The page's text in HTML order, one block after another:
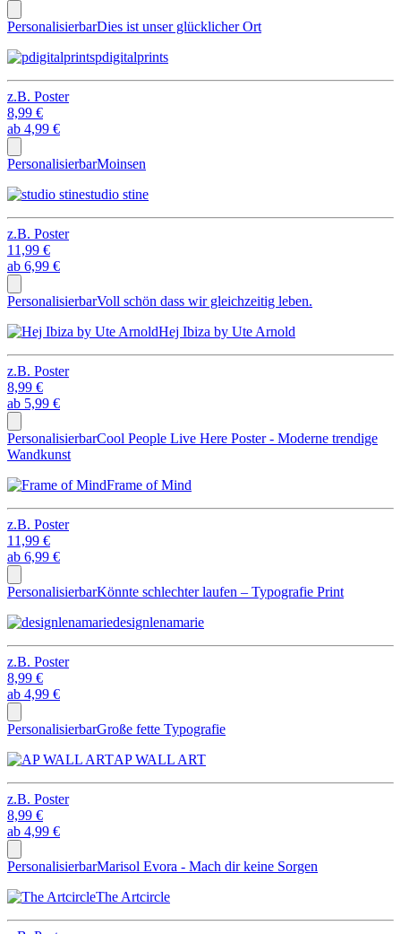
PersonalisierbarDies ist unser glücklicher Ort
pdigitalprints
z.B. Poster
8,99 €
ab 4,99 €
PersonalisierbarMoinsen
studio stine
z.B. Poster
11,99 €
ab 6,99 €
PersonalisierbarVoll schön dass wir gleichzeitig leben.
Hej Ibiza by Ute Arnold
z.B. Poster
8,99 €
ab 5,99 €
PersonalisierbarCool People Live Here Poster - Moderne trendige
Wandkunst
Frame of Mind
z.B. Poster
11,99 €
ab 6,99 €
PersonalisierbarKönnte schlechter laufen – Typografie Print
designlenamarie
z.B. Poster
8,99 €
ab 4,99 €
PersonalisierbarGroße fette Typografie
AP WALL ART
z.B. Poster
8,99 €
ab 4,99 €
PersonalisierbarMarisol Evora - Mach dir keine Sorgen
The Artcircle